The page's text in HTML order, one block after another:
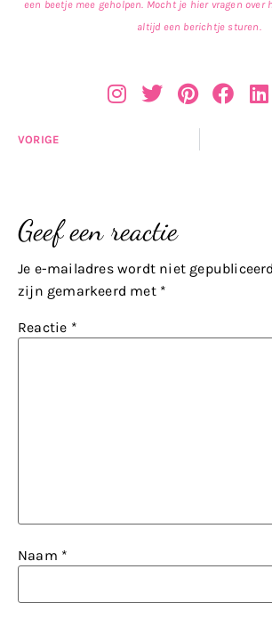
een beetje mee geholpen. Mocht je hier vragen over
altijd een berichtje sturen.
VORIGE
Geef een reactie
Je e-mailadres wordt niet
zijn gemarkeerd met *
Reactie *
Naam *